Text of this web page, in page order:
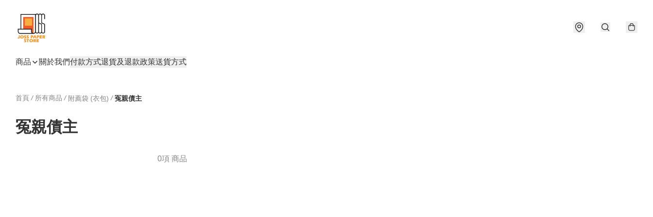
商品 關於我們付款方式退貨及退款政策送貨方式
首頁 / 所有商品 / 附薦袋 (衣包) / 冤親債主
冤親債主
0項 商品